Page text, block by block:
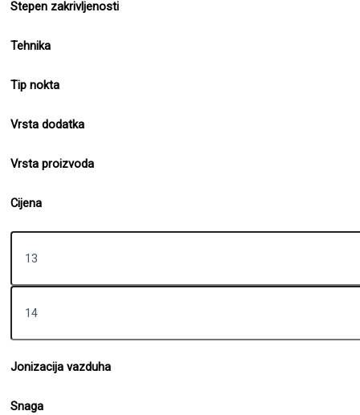
Stepen zakrivljenosti
Tehnika
Tip nokta
Vrsta dodatka
Vrsta proizvoda
Cijena
Jonizacija vazduha
Snaga